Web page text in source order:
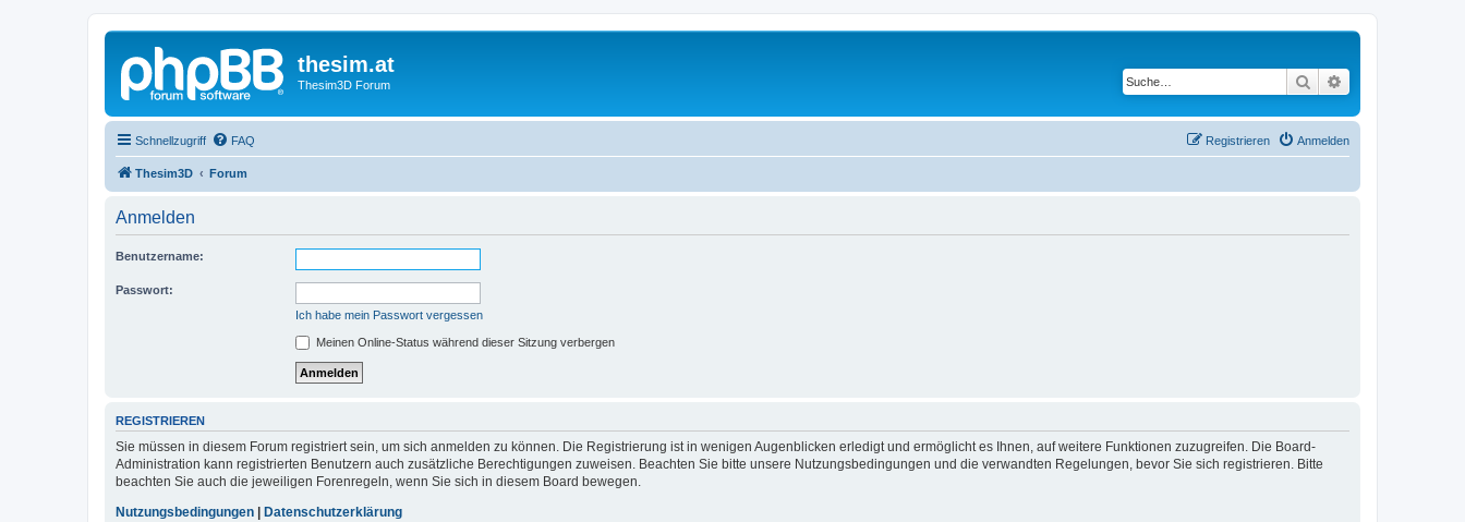
thesim.at
Thesim3D Forum Suche
Schnellzugriff FAQ Anmelden
Registrieren
Thesim3D Forum
Anmelden
Benutzername:
Passwort:
Ich habe mein Passwort vergessen
Meinen Online-Status während dieser Sitzung verbergen
REGISTRIEREN
Sie müssen in diesem Forum registriert sein, um sich anmelden zu können. Die Registrierung ist in wenigen Augenblicken erledigt und ermöglicht es Ihnen, auf weitere Funktionen zuzugreifen. Die Board-
Administration kann registrierten Benutzern auch zusätzliche Berechtigungen zuweisen. Beachten Sie bitte unsere Nutzungsbedingungen und die verwandten Regelungen, bevor Sie sich registrieren. Bitte
beachten Sie auch die jeweiligen Forenregeln, wenn Sie sich in diesem Board bewegen.
Nutzungsbedingungen | Datenschutzerklärung